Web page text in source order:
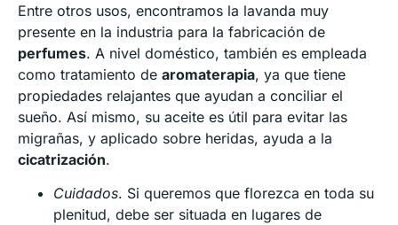
Entre otros usos, encontramos la lavanda muy
presente en la industria para la fabricación de
perfumes. A nivel doméstico, también es empleada
como tratamiento de aromaterapia, ya que tiene
propiedades relajantes que ayudan a conciliar el
sueño. Así mismo, su aceite es útil para evitar las
migrañas, y aplicado sobre heridas, ayuda a la
cicatrización.
Cuidados. Si queremos que florezca en toda su
plenitud, debe ser situada en lugares de